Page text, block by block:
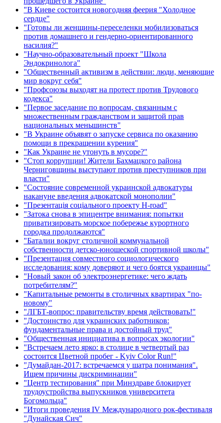
"В Киеве состоится новогодняя феерия "Холодное
сердце"
"Готовы ли женщины-переселенки мобилизоваться
против домашнего и гендерно-ориентированного
насилия?"
"Научно-образовательный проект "Школа
Эндокринолога"
"Общественный активизм в действии: люди, меняющие
мир вокруг себя"
"Профсоюзы выходят на протест против Трудового
кодекса"
"Первое заседание по вопросам, связанным с
множественным гражданством и защитой прав
национальных меньшинств"
"В Украине объявят о запуске сервиса по оказанию
помощи в прекращении курения"
"Как Украине не утонуть в мусоре?"
"Стоп коррупции! Жители Бахмацкого района
Черниговщины выступают против преступников при
власти"
"Состояние современной украинской адвокатуры
накануне введения адвокатской монополии"
"Презентація соціального проекту H-road"
"Затока снова в эпицентре внимания: попытки
приватизировать морское побережье курортного
городка продолжаются"
"Баталии вокруг столичной коммунальной
собственности детско-юношеской спортивной школы"
"Презентация совместного социологического
исследования: кому доверяют и чего боятся украинцы"
"Новый закон об электроэнергетике: чего ждать
потребителям?"
"Капитальные ремонты в столичных квартирах "по-
новому"
"ЛГБТ-вопрос: правительству время действовать!"
"Достоинство для украинских работников:
фундаментальные права и достойный труд"
"Общественная инициатива в вопросах экологии"
"Встречаем лето ярко: в столице в четвертый раз
состоится Цветной пробег - Kyiv Color Run!"
"Думайдан-2017: встречаемся у шатра понимания".
Ищем причины дискриминации"
"Центр тестирования" при Минздраве блокирует
трудоустройства выпускников университета
Богомольца"
"Итоги проведения IV Международного рок-фестиваля
"Дунайская Сич"